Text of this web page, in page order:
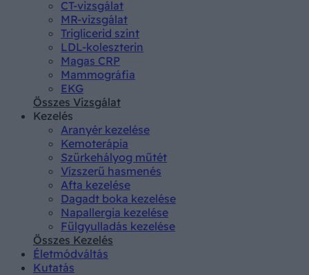
CT-vizsgálat
MR-vizsgálat
Triglicerid szint
LDL-koleszterin
Magas CRP
Mammográfia
EKG
Összes Vizsgálat
Kezelés
Aranyér kezelése
Kemoterápia
Szürkehályog műtét
Vízszerű hasmenés
Afta kezelése
Dagadt boka kezelése
Napallergia kezelése
Fülgyulladás kezelése
Összes Kezelés
Életmódváltás
Kutatás